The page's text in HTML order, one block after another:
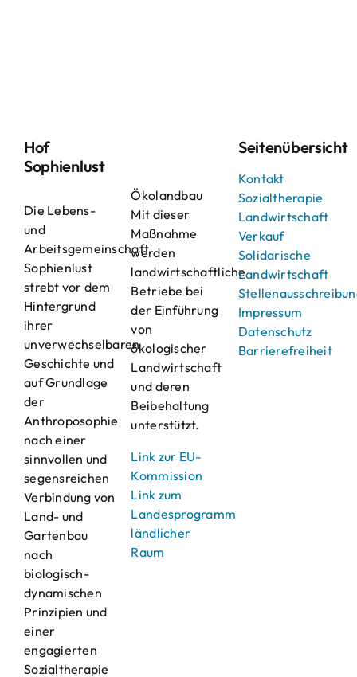
Hof
Sophienlust
Die Lebens-
und
Arbeitsgemeinschaft
Sophienlust
strebt vor dem
Hintergrund
ihrer
unverwechselbaren
Geschichte und
auf Grundlage
der
Anthroposophie
nach einer
sinnvollen und
segensreichen
Verbindung von
Land- und
Gartenbau
nach
biologisch-
dynamischen
Prinzipien und
einer
engagierten
Sozialtherapie
Ökolandbau
Mit dieser
Maßnahme
werden
landwirtschaftliche
Betriebe bei
der Einführung
von
ökologischer
Landwirtschaft
und deren
Beibehaltung
unterstützt.
Link zur EU-
Kommission
Link zum
Landesprogramm
ländlicher
Raum
Seitenübersicht
Kontakt
Sozialtherapie
Landwirtschaft
Verkauf
Solidarische
Landwirtschaft
Impressum
Datenschutz
Barrierefreiheit